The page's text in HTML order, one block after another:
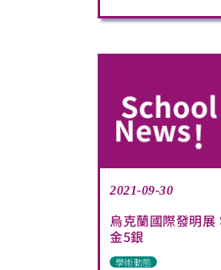
2021-09-30
烏克蘭國際發明展
金5銀
學術動態